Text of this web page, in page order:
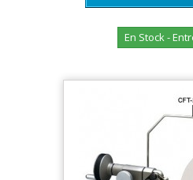
En Stock -